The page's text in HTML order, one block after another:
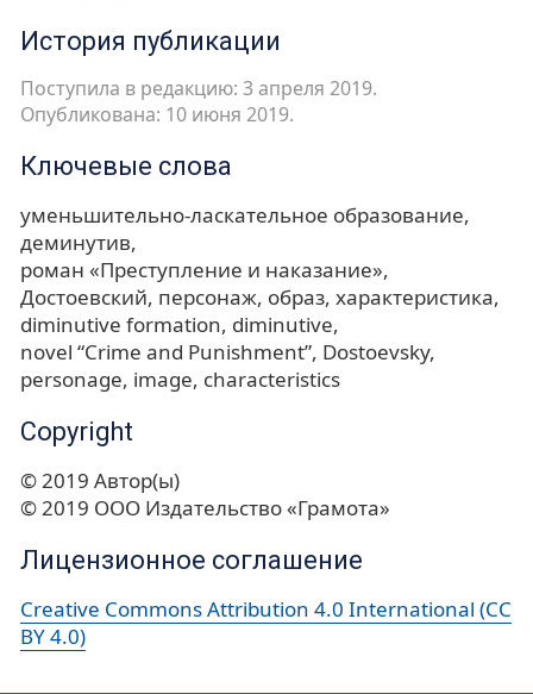
История публикации
Поступила в редакцию: 3 апреля 2019.
Опубликована: 10 июня 2019.
Ключевые слова
уменьшительно-ласкательное образование
деминутив
роман «Преступление и наказание»
Достоевский персонаж образ характеристика
diminutive formation diminutive
novel “Crime and Punishment” Dostoevsky
personage image characteristics
Copyright
© 2019 Автор(ы)
© 2019 ООО Издательство «Грамота»
Лицензионное соглашение
Creative Commons Attribution 4.0 International (CC
BY 4.0)